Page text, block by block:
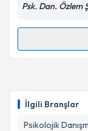
İlgili Branşlar
Psikolojik
Psk. Dan. Özlem
için bir